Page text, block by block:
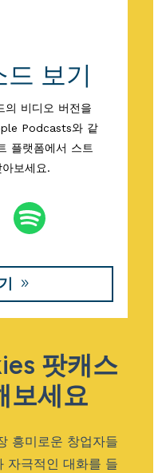
보기
의 비디오 버전을
Podcasts와 같
플랫폼에서 스트
보세요.
팟캐스
보세요
흥미로운 창업자들
자극적인 대화를 들